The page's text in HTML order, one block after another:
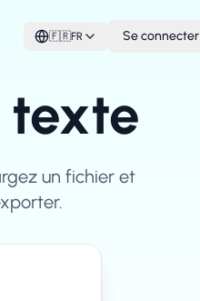
🇫🇷FR Se connecter
texte
un fichier et